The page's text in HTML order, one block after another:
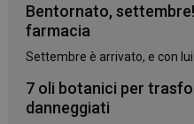
Bentornato,
farmacia
Settembre è arrivato, e con lui
7 oli botanici per
danneggiati